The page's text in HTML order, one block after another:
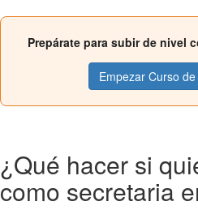
Prepárate para subir de nivel
Empezar Curso
¿Qué hacer si
como secretaria